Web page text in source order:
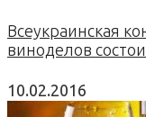
Всеукраинская
виноделов
10.02.2016